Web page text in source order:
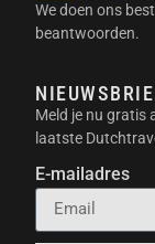
We doen ons
beantwoorden.
Meld je nu gratis
laatste
E-mailadres